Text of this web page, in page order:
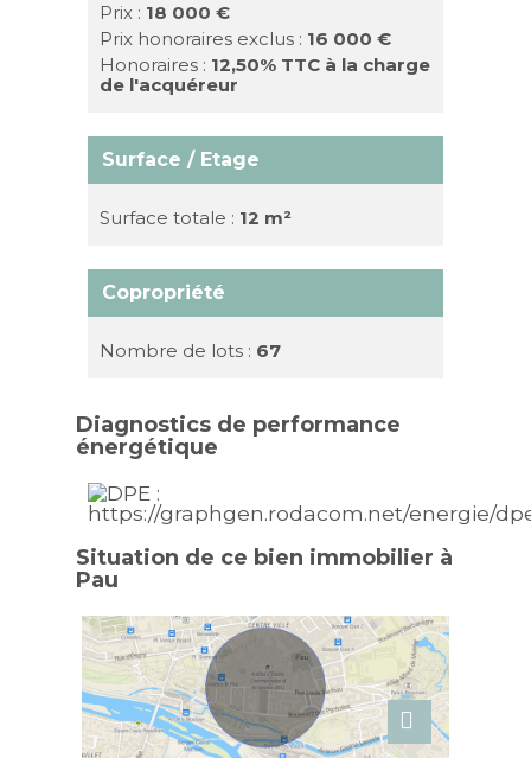
Prix : 18 000 €
Prix honoraires exclus : 16 000 €
Honoraires : 12,50% TTC à la charge
de l'acquéreur
Surface / Etage
Surface totale : 12 m²
Copropriété
Nombre de lots : 67
Diagnostics de performance
énergétique
Situation de ce bien immobilier à
Pau